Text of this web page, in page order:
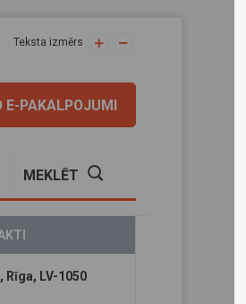
Teksta izmērs
E-PAKALPOJUMI
MEKLĒT
Rīga, LV-1050